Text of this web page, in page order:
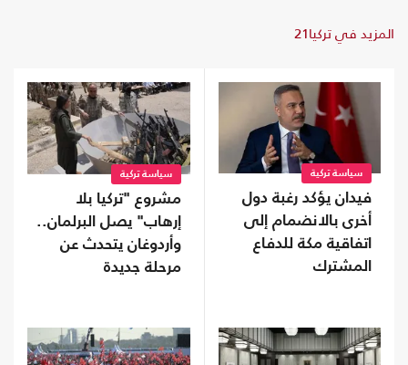
المزيد في تركيا21
سياسة تركية
فيدان يؤكد رغبة دول
أخرى بالانضمام إلى
اتفاقية مكة للدفاع
المشترك
سياسة تركية
مشروع "تركيا بلا
إرهاب" يصل البرلمان..
وأردوغان يتحدث عن
مرحلة جديدة